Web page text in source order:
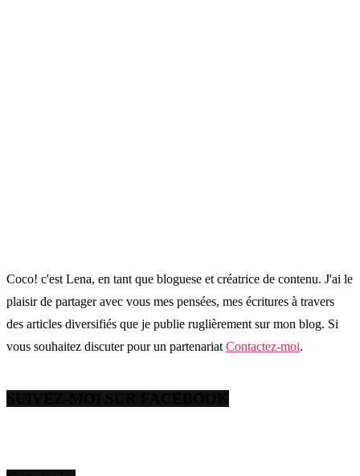
Coco! c'est Lena, en tant que bloguese et créatrice de contenu. J'ai le
plaisir de partager avec vous mes pensées, mes écritures à travers
des articles diversifiés que je publie ruglièrement sur mon blog. Si
vous souhaitez discuter pour un partenariat Contactez-moi.